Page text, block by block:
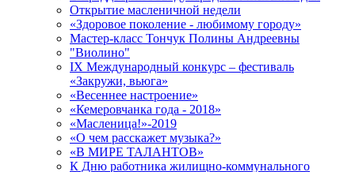
Открытие масленичной недели
«Здоровое поколение - любимому городу»
Мастер-класс Тончук Полины Андреевны
"Виолино"
IX Международный конкурс – фестиваль
«Закружи, вьюга»
«Весеннее настроение»
«Кемеровчанка года - 2018»
«Масленица!»-2019
«О чем расскажет музыка?»
«В МИРЕ ТАЛАНТОВ»
К Дню работника жилищно-коммунального